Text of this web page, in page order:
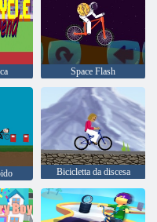
Space Flash
Bicicletta da discesa